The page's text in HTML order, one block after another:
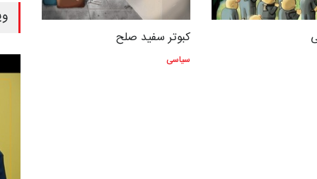
کبوتر سفید صلح
سیاسی